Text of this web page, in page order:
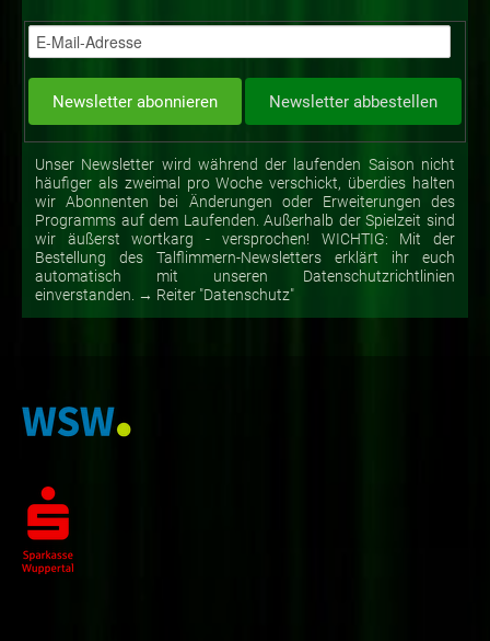
Unser Newsletter wird während der laufenden Saison nicht
häufiger als zweimal pro Woche verschickt, überdies halten
wir Abonnenten bei Änderungen oder Erweiterungen des
Programms auf dem Laufenden. Außerhalb der Spielzeit sind
wir äußerst wortkarg - versprochen! WICHTIG: Mit der
Bestellung des Talflimmern-Newsletters erklärt ihr euch
automatisch mit unseren Datenschutzrichtlinien
einverstanden. → Reiter "Datenschutz"